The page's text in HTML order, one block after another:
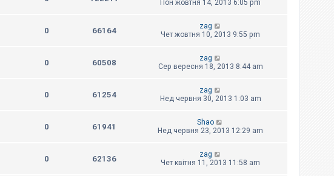
Пон жовтня 14, 2013 6:05 pm
0 66164
zag
Чет жовтня 10, 2013 9:55 pm
0 60508
zag
Сер вересня 18, 2013 8:44 am
0 61254
zag
Нед червня 30, 2013 1:03 am
0 61941
Shao
Нед червня 23, 2013 12:29 am
0 62136
zag
Чет квітня 11, 2013 11:58 am